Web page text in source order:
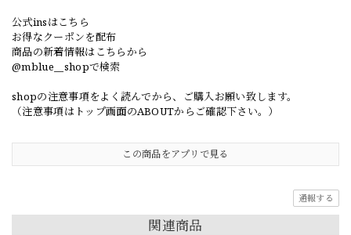
公式insはこちら
お得なクーポンを配布
商品の新着情報はこちらから
@mblue__shopで検索
shopの注意事項をよく読んでから、ご購入お願い致します。
（注意事項はトップ画面のABOUTからご確認下さい。）
この商品をアプリで見る
通報する
関連商品